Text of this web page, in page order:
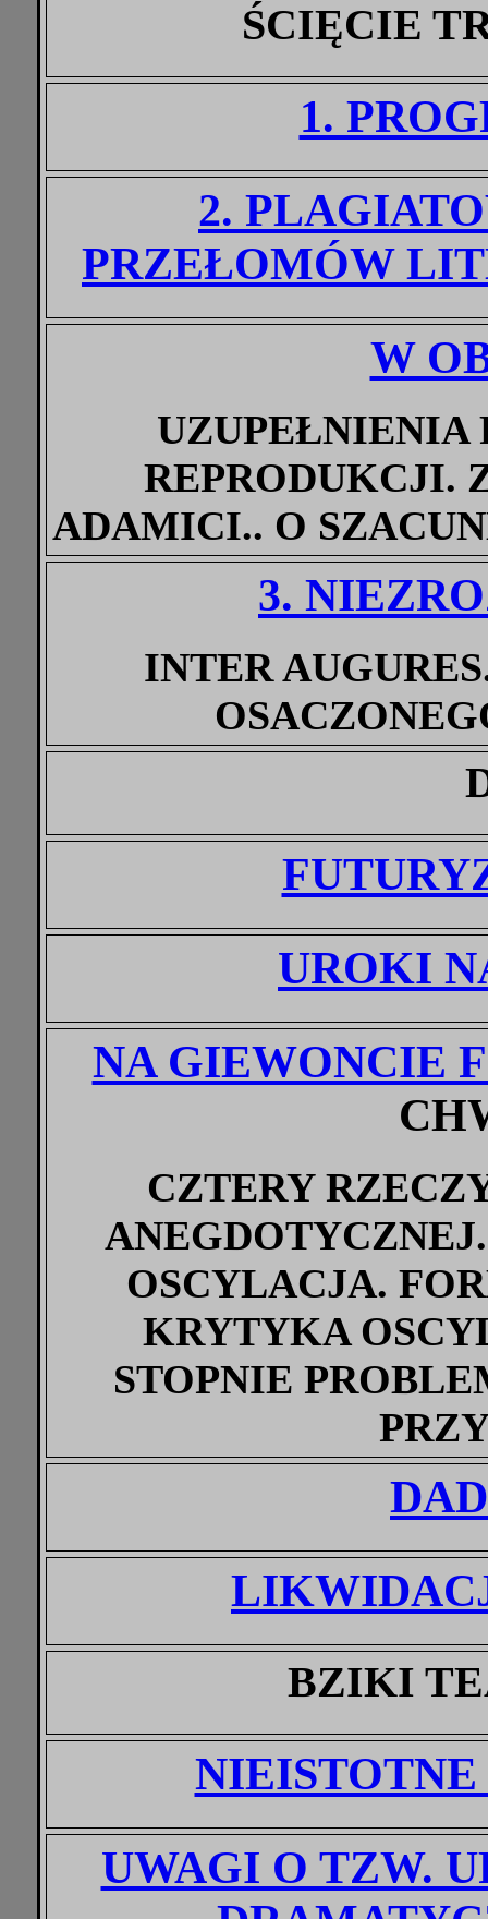
ŚCIĘCIE
1.
2.
PRZEŁOMÓW
W
UZUPEŁNIENIA
REPRODUKCJI.
ADAMICI.. O
3.
INTER
UROKI
NA GIEWONCIE
CZTERY
OSCYLACJA.
KRYTYKA
STOPNIE
BZIKI
UWAGI O TZW.